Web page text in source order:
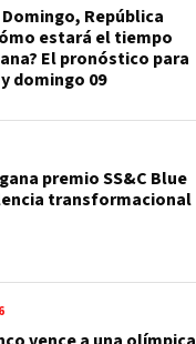
República
estará el tiempo
El pronóstico para
domingo 09
premio SS&C Blue
transformacional